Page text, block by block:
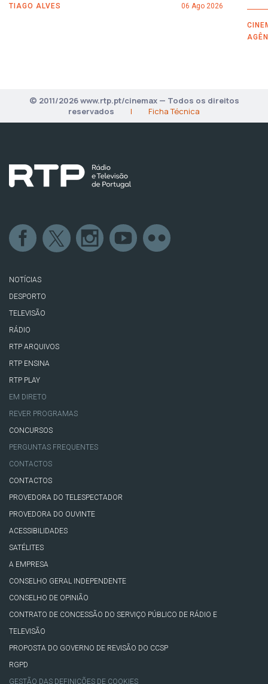
TIAGO ALVES 06 Ago 2026
© 2011/2026 www.rtp.pt/cinemax — Todos os direitos
reservados
| Ficha Técnica
NOTÍCIAS
DESPORTO
TELEVISÃO
RÁDIO
RTP ARQUIVOS
RTP ENSINA
RTP PLAY
EM DIRETO
REVER PROGRAMAS
CONCURSOS
PERGUNTAS FREQUENTES
CONTACTOS
CONTACTOS
PROVEDORA DO TELESPECTADOR
PROVEDORA DO OUVINTE
ACESSIBILIDADES
SATÉLITES
A EMPRESA
CONSELHO GERAL INDEPENDENTE
CONSELHO DE OPINIÃO
CONTRATO DE CONCESSÃO DO SERVIÇO PÚBLICO DE RÁDIO E
TELEVISÃO
PROPOSTA DO GOVERNO DE REVISÃO DO CCSP
RGPD
GESTÃO DAS DEFINIÇÕES DE COOKIES